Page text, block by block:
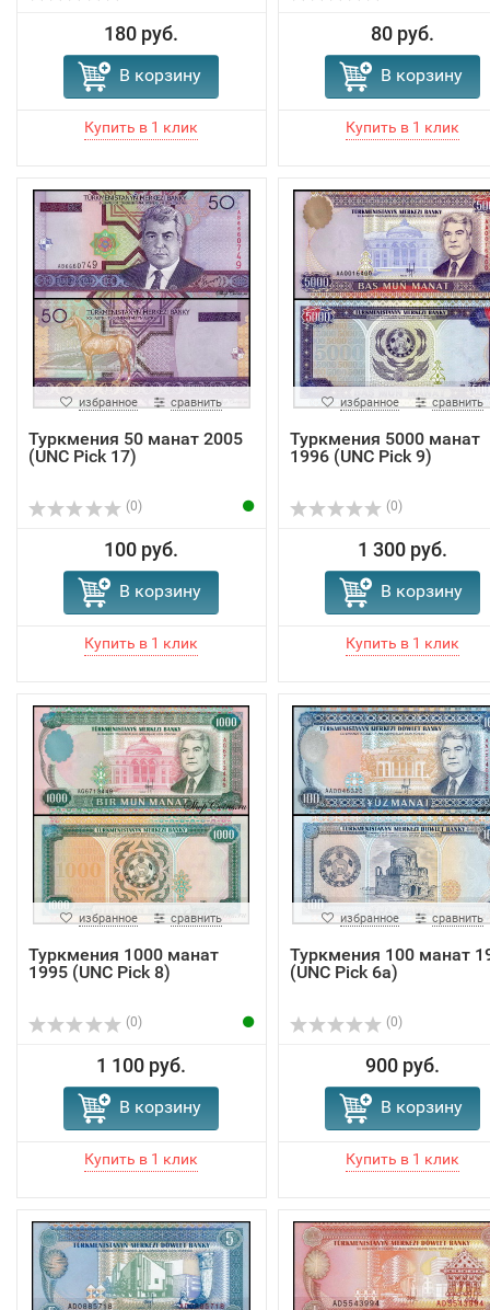
180 руб.
В корзину
80 руб.
В корзину
избранное сравнить
Туркмения 50 манат 2005
(UNC Pick 17)
(0)
100 руб.
В корзину
избранное сравнить
Туркмения 5000 манат
1996 (UNC Pick 9)
(0)
1 300 руб.
В корзину
избранное сравнить
Туркмения 1000 манат
1995 (UNC Pick 8)
(0)
1 100 руб.
В корзину
избранное сравнить
Туркмения 100 манат
(UNC Pick 6a)
(0)
900 руб.
В корзину